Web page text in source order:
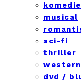
komedie
musical
sci-fi
thriller
western
dvd /